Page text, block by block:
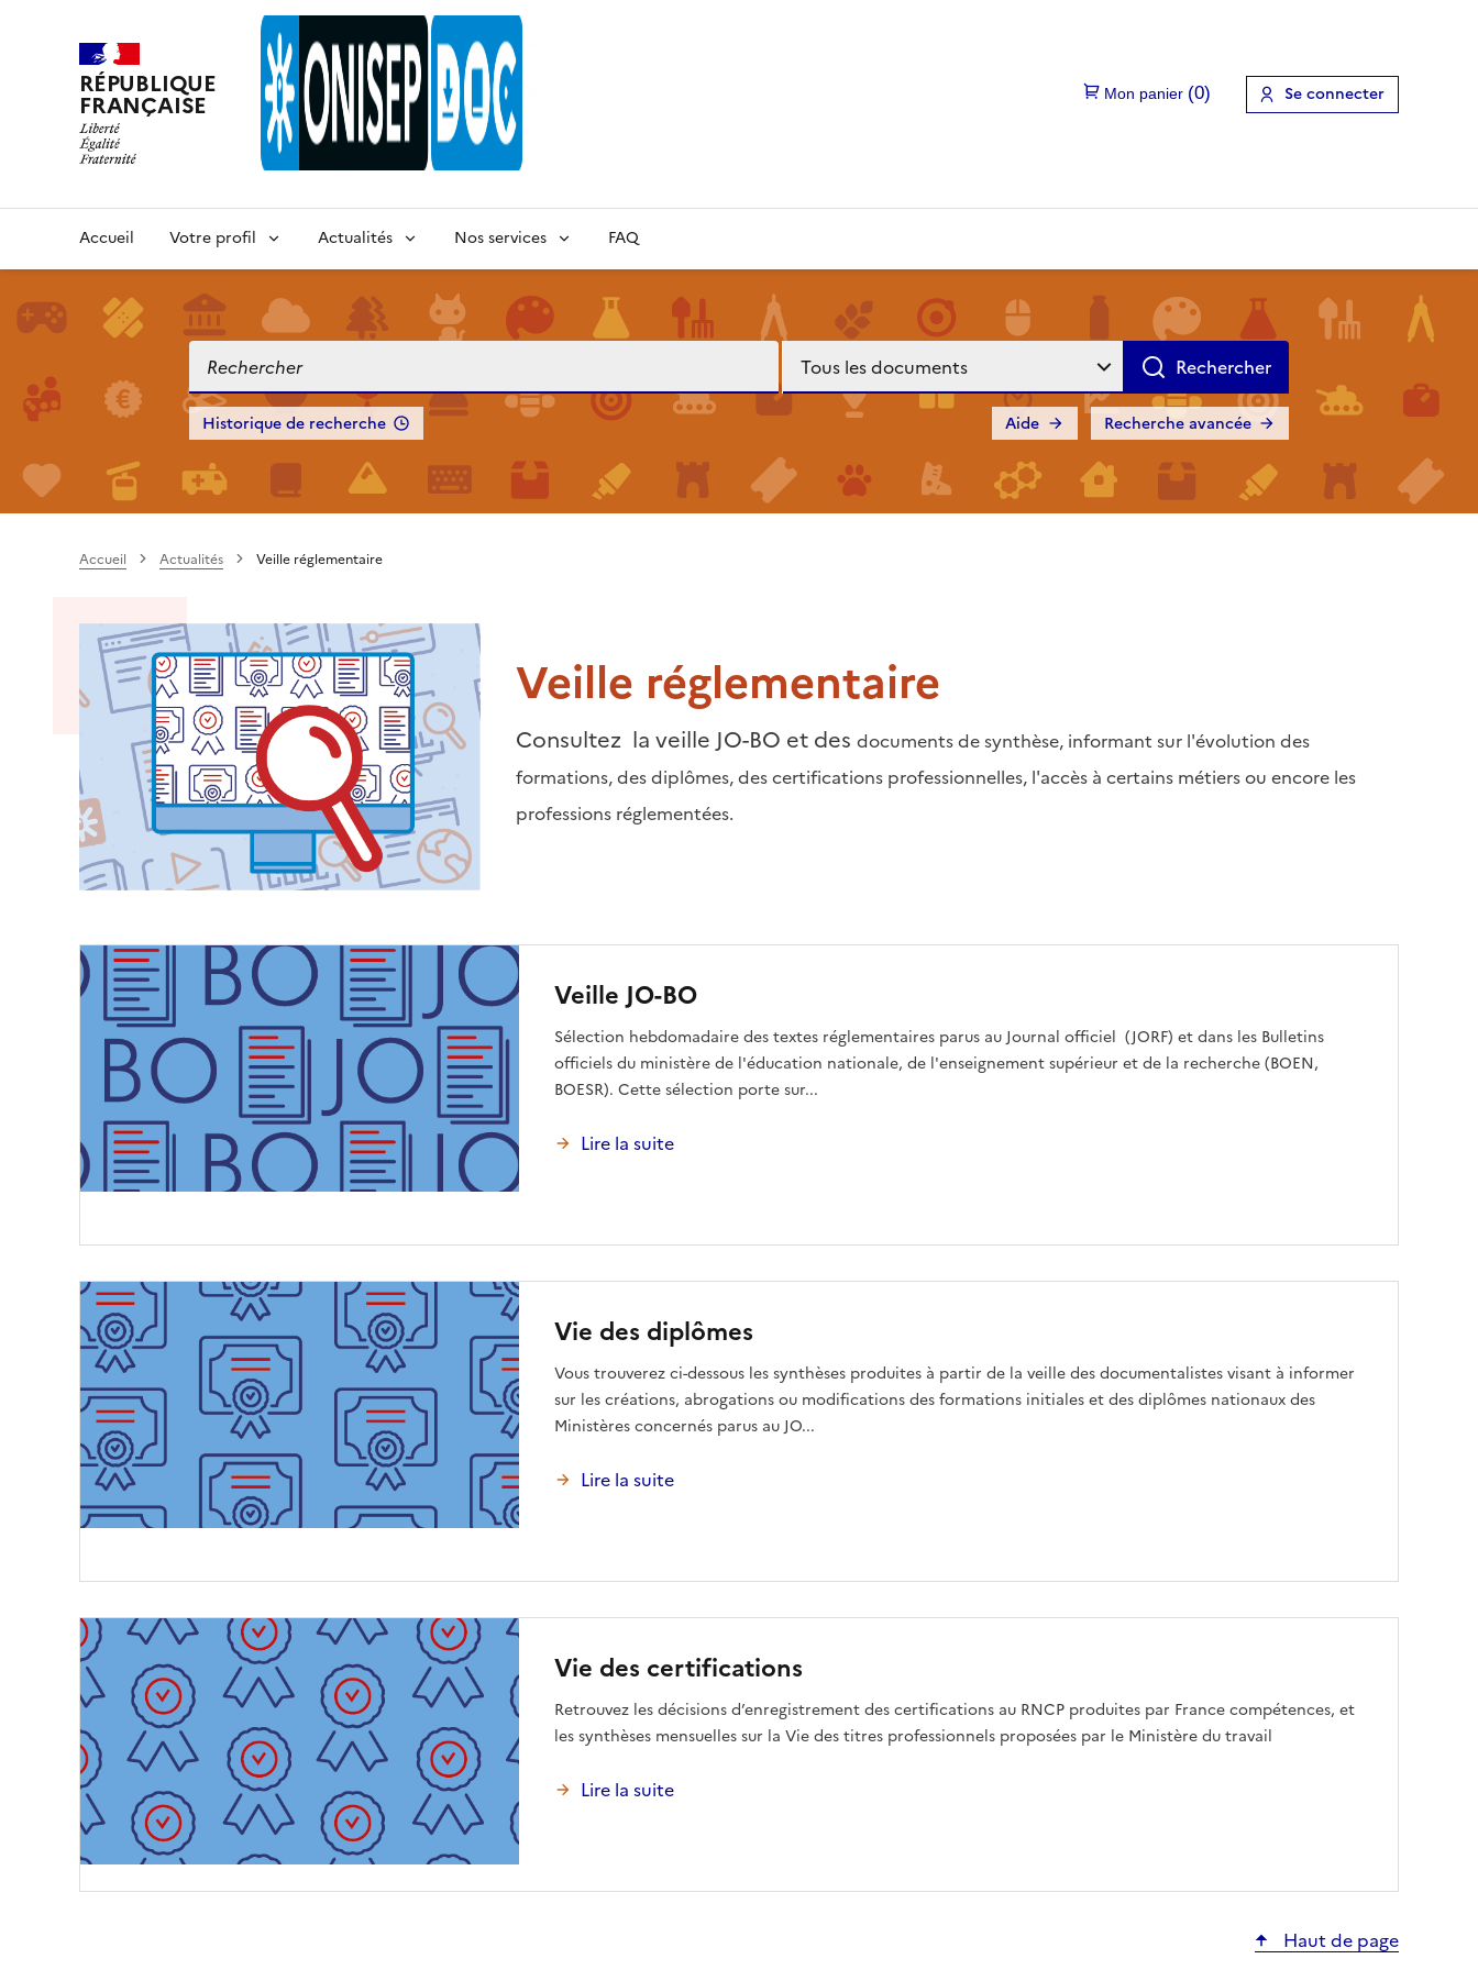
RÉPUBLIQUE
FRANÇAISE Se connecter
Accueil Votre profil Actualités Nos services FAQ
Historique de recherche Recherche avancée
Aide
Accueil Actualités Veille réglementaire
Veille réglementaire
Consultez la veille JO-BO et des documents de synthèse, informant sur l'évolution des
formations, des diplômes, des certifications professionnelles, l'accès à certains métiers ou encore les
professions réglementées.
Veille JO-BO
Sélection hebdomadaire des textes réglementaires parus au Journal officiel (JORF) et dans les Bulletins
officiels du ministère de l'éducation nationale, de l'enseignement supérieur et de la recherche (BOEN,
BOESR). Cette sélection porte sur...
Lire la suite
Vie des diplômes
Vous trouverez ci-dessous les synthèses produites à partir de la veille des documentalistes visant à informer
sur les créations, abrogations ou modifications des formations initiales et des diplômes nationaux des
Ministères concernés parus au JO...
Lire la suite
Vie des certifications
Retrouvez les décisions d’enregistrement des certifications au RNCP produites par France compétences, et
les synthèses mensuelles sur la Vie des titres professionnels proposées par le Ministère du travail
Lire la suite
Haut de page